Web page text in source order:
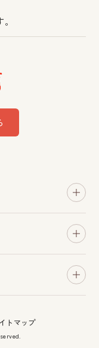
トマップ